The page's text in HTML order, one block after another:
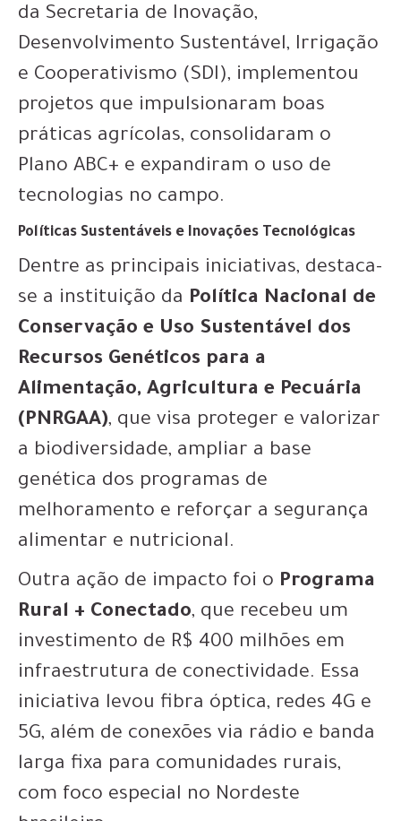
da Secretaria de Inovação,
Desenvolvimento Sustentável, Irrigação
e Cooperativismo (SDI), implementou
projetos que impulsionaram boas
práticas agrícolas, consolidaram o
Plano ABC+ e expandiram o uso de
tecnologias no campo.
Políticas Sustentáveis e Inovações Tecnológicas
Dentre as principais iniciativas, destaca-
se a instituição da Política Nacional de
Conservação e Uso Sustentável dos
Recursos Genéticos para a
Alimentação, Agricultura e Pecuária
(PNRGAA), que visa proteger e valorizar
a biodiversidade, ampliar a base
genética dos programas de
melhoramento e reforçar a segurança
alimentar e nutricional.
Outra ação de impacto foi o Programa
Rural + Conectado, que recebeu um
investimento de R$ 400 milhões em
infraestrutura de conectividade. Essa
iniciativa levou fibra óptica, redes 4G e
5G, além de conexões via rádio e banda
larga fixa para comunidades rurais,
com foco especial no Nordeste